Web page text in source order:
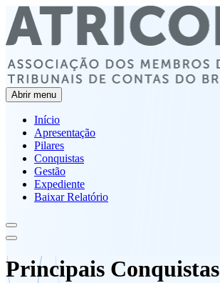
Abrir menu
Início
Apresentação
Pilares
Conquistas
Gestão
Expediente
Baixar Relatório
Principais Conquistas